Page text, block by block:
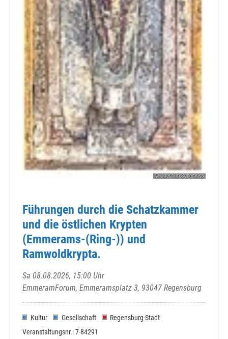
© Joachim Schamriss
Führungen durch die Schatzkammer
und die östlichen Krypten
(Emmerams-(Ring-)) und
Ramwoldkrypta.
Sa 08.08.2026, 15:00 Uhr
EmmeramForum, Emmeramsplatz 3, 93047 Regensburg
Kultur Gesellschaft
Regensburg-Stadt
Veranstaltungsnr.: 7-84291